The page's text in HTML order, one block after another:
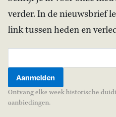
verder. In de nieuwsbrief
link tussen heden en
Ontvang elke week historische
aanbiedingen.